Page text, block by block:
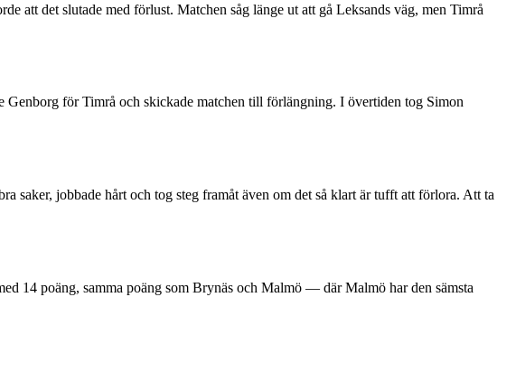
att det slutade med förlust. Matchen såg länge ut att gå Leksands väg, men Timrå
Genborg för Timrå och skickade matchen till förlängning. I övertiden tog Simon
saker, jobbade hårt och tog steg framåt även om det så klart är tufft att förlora. Att ta
14 poäng, samma poäng som Brynäs och Malmö — där Malmö har den sämsta